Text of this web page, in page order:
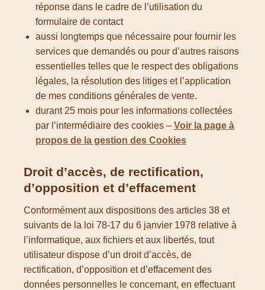
réponse dans le cadre de l’utilisation du
formulaire de contact
aussi longtemps que nécessaire pour fournir les
services que demandés ou pour d’autres raisons
essentielles telles que le respect des obligations
légales, la résolution des litiges et l’application
de mes conditions générales de vente.
durant 25 mois pour les informations collectées
par l’intermédiaire des cookies – Voir la page à
propos de la gestion des Cookies
Droit d’accès, de rectification,
d’opposition et d’effacement
Conformément aux dispositions des articles 38 et
suivants de la loi 78-17 du 6 janvier 1978 relative à
l’informatique, aux fichiers et aux libertés, tout
utilisateur dispose d’un droit d’accès, de
rectification, d’opposition et d’effacement des
données personnelles le concernant, en effectuant